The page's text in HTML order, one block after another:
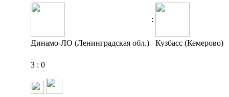
:
Динамо-ЛО (Ленинградская обл.) Кузбасс (Кемерово)
3 : 0